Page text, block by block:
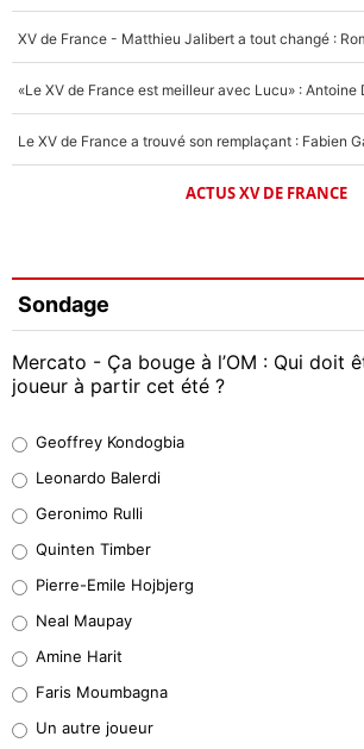
ACTUS XV DE FRANCE
Sondage
Mercato - Ça bouge à l’OM : Qui doit
joueur à partir cet été ?
38%
32%
5%
1%
9%
Geoffrey Kondogbia
Leonardo Balerdi
Geronimo Rulli
Quinten Timber
Pierre-Emile Hojbjerg
Neal Maupay
Amine Harit
Faris Moumbagna
Un autre joueur